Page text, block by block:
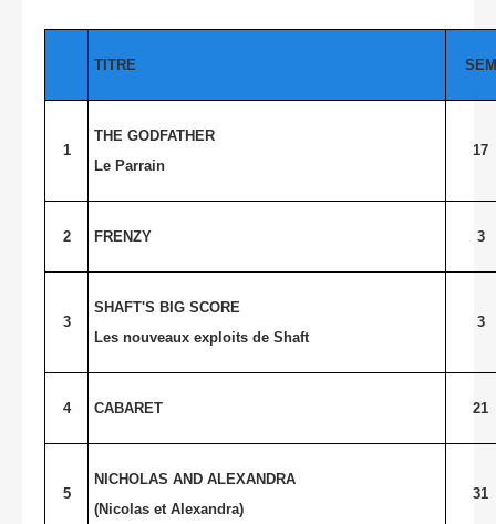
TITRE SEM
1
THE GODFATHER
Le Parrain
17
2 FRENZY 3
3
SHAFT'S BIG SCORE
Les nouveaux exploits de Shaft
3
4 CABARET 21
5
NICHOLAS AND ALEXANDRA
(Nicolas et Alexandra)
31